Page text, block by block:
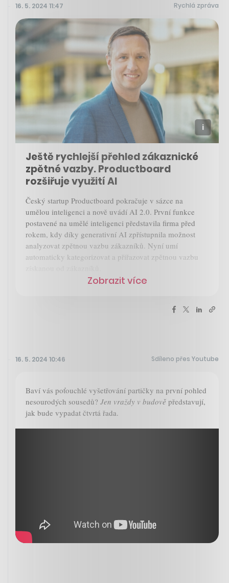
16. 5. 2024 11:47 Rychlá zpráva
Ještě rychlejší přehled zákaznické
zpětné vazby. Productboard
rozšiřuje využití AI
Český startup Productboard pokračuje v sázce na
umělou inteligenci a nově uvádí AI 2.0. První funkce
postavené na umělé inteligenci představila firma před
rokem, kdy díky generativní AI zpřístupnila možnost
analyzovat zpětnou vazbu zákazníků. Nyní umí
automaticky kategorizovat a přiřazovat zpětnou vazbu
Zobrazit více
16. 5. 2024 10:46 Sdíleno přes Youtube
Baví vás poťouchlé vyšetřování partičky na první pohled
nesourodých sousedů? Jen vraždy v budově představují,
jak bude vypadat čtvrtá řada.